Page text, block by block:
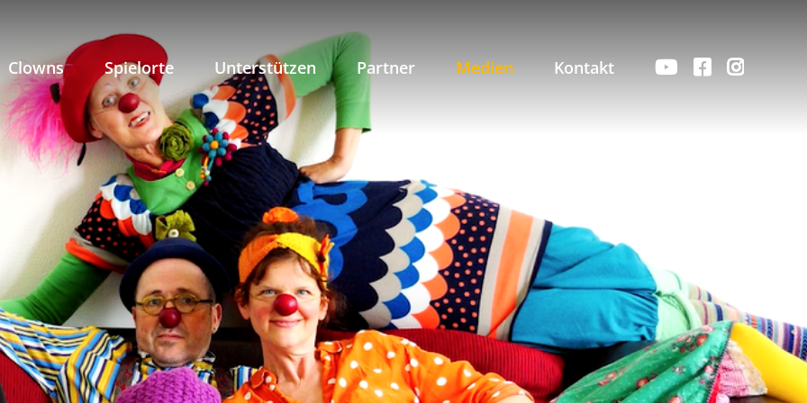
Clowns Spielorte Unterstützen Partner Medien Kontakt